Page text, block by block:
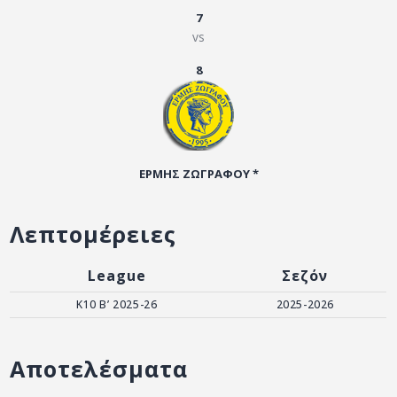
7
vs
8
ΕΡΜΗΣ ΖΩΓΡΑΦΟΥ *
Λεπτομέρειες
League Σεζόν
Κ10 Β’ 2025-26 2025-2026
Αποτελέσματα